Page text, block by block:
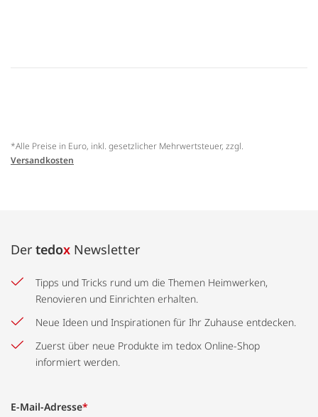
*Alle Preise in Euro, inkl. gesetzlicher Mehrwertsteuer, zzgl.
Versandkosten
Der tedox Newsletter
Tipps und Tricks rund um die Themen Heimwerken,
Renovieren und Einrichten erhalten.
Neue Ideen und Inspirationen für Ihr Zuhause entdecken.
Zuerst über neue Produkte im tedox Online-Shop
informiert werden.
E-Mail-Adresse*